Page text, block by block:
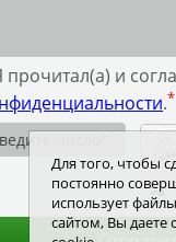
прочитал(а) и
.*
Для того, чтобы
постоянно
использует
сайтом, Вы даете